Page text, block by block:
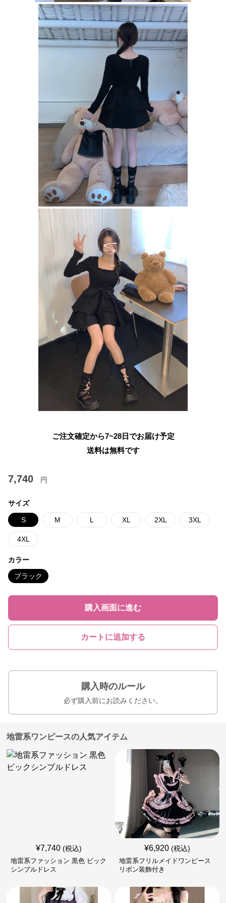
ご注文確定から7~28日でお届け予定
送料は無料です
7,740 円
サイズ
S M L XL 2XL 3XL
4XL
カラー
ブラック
購入画面に進む
カートに追加する
購入時のルール
必ず購入前にお読みください。
地雷系ワンピースの人気アイテム
¥7,740 (税込)
地雷系ファッション 黒色 ビック
シンプルドレス
¥6,920 (税込)
地雷系フリルメイドワンピース
リボン装飾付き